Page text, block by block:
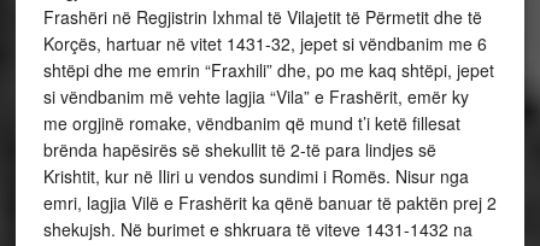
Frashëri në Regjistrin Ixhmal të Vilajetit të Përmetit dhe të
Korçës, hartuar në vitet 1431-32, jepet si vëndbanim me 6
shtëpi dhe me emrin “Fraxhili” dhe, po me kaq shtëpi, jepet
si vëndbanim më vehte lagjia “Vila” e Frashërit, emër ky
me orgjinë romake, vëndbanim që mund t’i ketë fillesat
brënda hapësirës së shekullit të 2-të para lindjes së
Krishtit, kur në Iliri u vendos sundimi i Romës. Nisur nga
emri, lagjia Vilë e Frashërit ka qënë banuar të paktën prej 2
shekujsh. Në burimet e shkruara të viteve 1431-1432 na